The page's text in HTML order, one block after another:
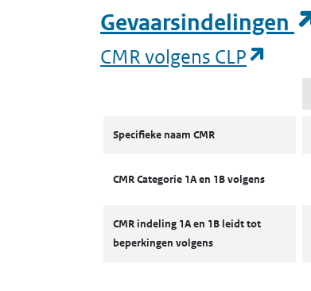
Gevaarsindelingen
CMR volgens CLP
Specifieke naam CMR
CMR Categorie 1A en 1B volgens
CMR indeling 1A en 1B leidt tot
beperkingen volgens